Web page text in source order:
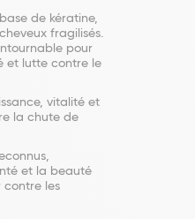
de kératine,
fragilisés.
pour
et lutte contre le
vitalité et
la chute de
et la beauté
contre les